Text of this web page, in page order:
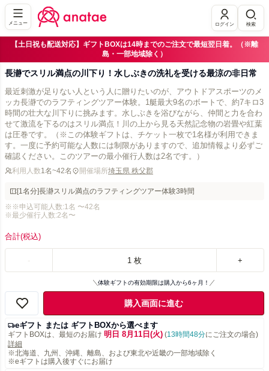
メニュー ログイン 検索
【土日祝も配送対応】ギフトBOXは14時までのご注文で最短翌日着。（※離
島・一部地域除く）
長瀞でスリル満点の川下り！水しぶきの洗礼を受ける最涼の非日常
最近刺激が足りない人という人に贈りたいのが、アウトドアスポーツのメ
ッカ長瀞でのラフティングツアー体験。1艇最大9名のボートで、約7キロ3
時間の壮大な川下りに挑みます。水しぶきを浴びながら、仲間と力を合わ
せて激流を下るのはスリル満点！川の上から見る天然記念物の岩畳や紅葉
は圧巻です。（※この体験ギフトは、チケット一枚で1名様が利用できま
す。一度に予約可能な人数には制限がありますので、追加情報より必ずご
確認ください。このツアーの最小催行人数は2名です。）
利用人数1名~42名 開催場所埼玉県 秩父郡
[1名分]長瀞スリル満点のラフティングツアー体験3時間
※※申込可能人数:1名 〜42名
※最少催行人数:2名〜
合計(税込)
- 1 枚 +
体験ギフトの有効期限は購入から6ヶ月！
購入画面に進む
eギフト または ギフトBOXから選べます
ギフトBOXは、最短のお届け 明日 8月11日(火) (13時間48分にご注文の場合)
詳細
※北海道、九州、沖縄、離島、および東北や近畿の一部地域除く
※eギフトは購入後すぐにお届け